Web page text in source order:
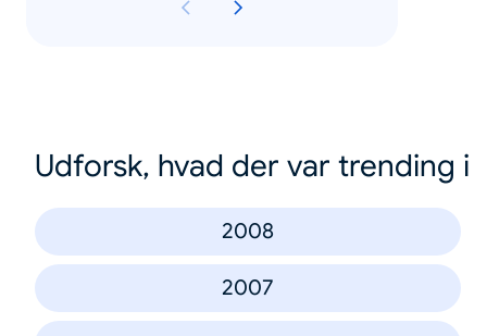
Udforsk, hvad der var trending i
2008
2007